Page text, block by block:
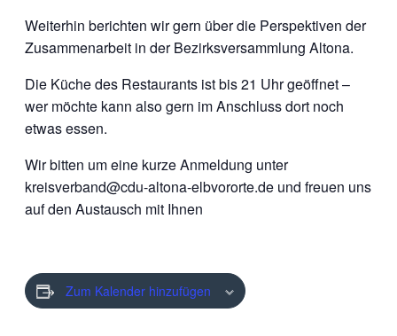
Weiterhin berichten wir gern über die Perspektiven der
Zusammenarbeit in der Bezirksversammlung Altona.
Die Küche des Restaurants ist bis 21 Uhr geöffnet –
wer möchte kann also gern im Anschluss dort noch
etwas essen.
Wir bitten um eine kurze Anmeldung unter
kreisverband@cdu-altona-elbvororte.de und freuen uns
auf den Austausch mit Ihnen
Zum Kalender hinzufügen